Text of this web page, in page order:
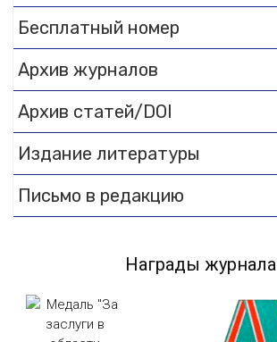
Бесплатный номер
Архив журналов
Архив статей/DOI
Издание литературы
Письмо в редакцию
Награды журнала